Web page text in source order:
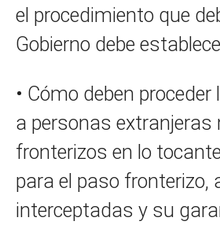
el procedimiento que
Gobierno debe
• Cómo deben
a personas
fronterizos en lo
para el paso
interceptadas y su